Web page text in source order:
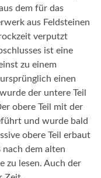
dem für das
aus Feldsteinen
verputzt
ist eine
zu einem
einen
der untere Teil
obere Teil mit der
und wurde bald
obere Teil erbaut
dem alten
zu lesen. Auch der